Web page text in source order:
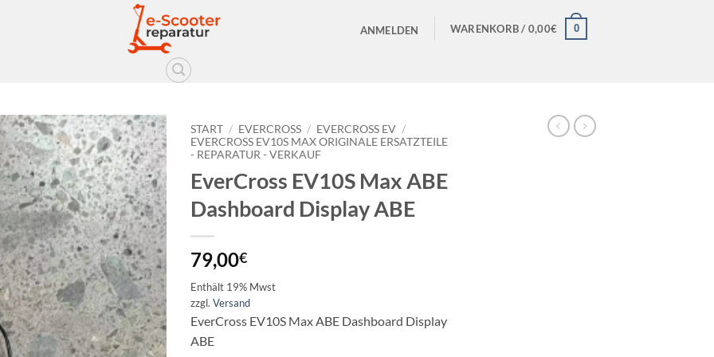
ANMELDEN WARENKORB / 0,00€ 0
Auf die
Wunschliste
START / EVERCROSS / EVERCROSS EV /
EVERCROSS EV10S MAX ORIGINALE ERSATZTEILE
- REPARATUR - VERKAUF
EverCross EV10S Max ABE
Dashboard Display ABE
79,00€
Enthält 19% Mwst
zzgl. Versand
EverCross EV10S Max ABE Dashboard Display
ABE